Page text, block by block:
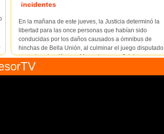
incidentes
En la mañana de este jueves, la Justicia determinó la
libertad para las once personas que habían sido
conducidas por los daños causados a ómnibus de
hinchas de Bella Unión, al culminar el juego disputado
por esta selección con Mercedes que oficiaba como
local. Los hechos ocurrieron fuera del estad...